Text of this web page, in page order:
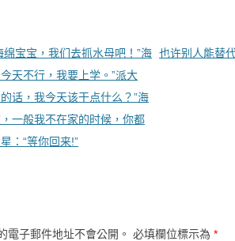
绵宝宝，我们去抓水母吧！”海
天不行，我要上学。”派大
话，我今天该干点什么？”海
一般我不在家的时候，你都
：“等你回来!”
也许别人能替
電子郵件地址不會公開。 必填欄位標示為 *